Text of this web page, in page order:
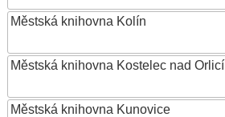
Městská knihovna Kolín
Městská knihovna Kostelec nad Orlicí
Městská knihovna Kunovice